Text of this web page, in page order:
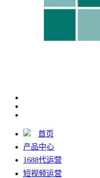
首页
产品中心
1688代运营
短视频运营